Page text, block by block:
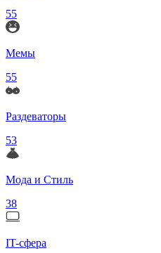
55
Мемы
55
Раздеваторы
53
Мода и Стиль
38
IT-сфера